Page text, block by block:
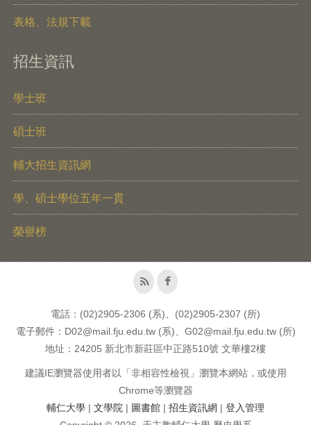
表格、法規下載
招生資訊
學士班
碩士班
輔大招生資訊網
學、碩士學位五年一貫
榮譽榜
電話：(02)2905-2306 (系)、(02)2905-2307 (所)
電子郵件：D02@mail.fju.edu.tw (系)、G02@mail.fju.edu.tw (所)
地址：24205 新北市新莊區中正路510號 文華樓2樓
建議IE瀏覽器使用者以「非相容性檢視」瀏覽本網站，或使用
Chrome等瀏覽器
輔仁大學 | 文學院 | 圖書館 | 招生資訊網 | 登入管理